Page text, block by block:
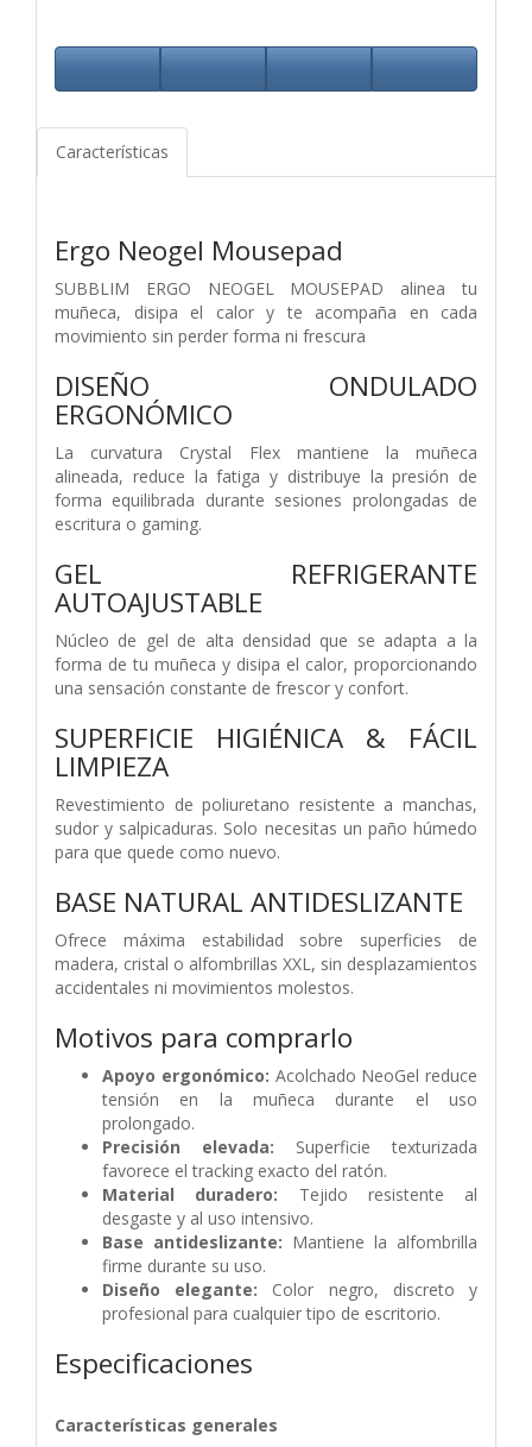
Características
Ergo Neogel Mousepad
SUBBLIM ERGO NEOGEL MOUSEPAD alinea tu
muñeca, disipa el calor y te acompaña en cada
movimiento sin perder forma ni frescura
DISEÑO ONDULADO
ERGONÓMICO
La curvatura Crystal Flex mantiene la muñeca
alineada, reduce la fatiga y distribuye la presión de
forma equilibrada durante sesiones prolongadas de
escritura o gaming.
GEL REFRIGERANTE
AUTOAJUSTABLE
Núcleo de gel de alta densidad que se adapta a la
forma de tu muñeca y disipa el calor, proporcionando
una sensación constante de frescor y confort.
SUPERFICIE HIGIÉNICA & FÁCIL
LIMPIEZA
Revestimiento de poliuretano resistente a manchas,
sudor y salpicaduras. Solo necesitas un paño húmedo
para que quede como nuevo.
BASE NATURAL ANTIDESLIZANTE
Ofrece máxima estabilidad sobre superficies de
madera, cristal o alfombrillas XXL, sin desplazamientos
accidentales ni movimientos molestos.
Motivos para comprarlo
Apoyo ergonómico: Acolchado NeoGel reduce
tensión en la muñeca durante el uso
prolongado.
Precisión elevada: Superficie texturizada
favorece el tracking exacto del ratón.
Material duradero: Tejido resistente al
desgaste y al uso intensivo.
Base antideslizante: Mantiene la alfombrilla
firme durante su uso.
Diseño elegante: Color negro, discreto y
profesional para cualquier tipo de escritorio.
Especificaciones
Características generales